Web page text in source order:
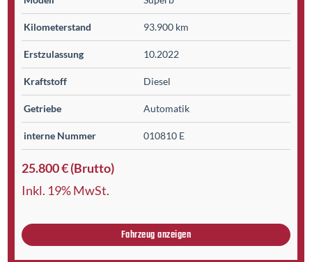
Kilometer­stand 93.900 km
Erst­zulassung 10.2022
Kraftstoff Diesel
Getriebe Automatik
interne Nummer 010810 E
25.800 € (Brutto)
Inkl. 19% MwSt.
Fahrzeug anzeigen